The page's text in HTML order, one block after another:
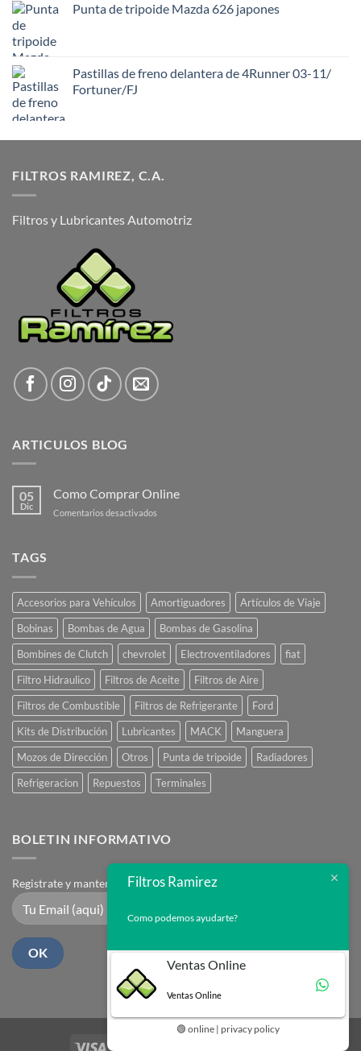
Punta de tripoide Mazda 626 japones
Pastillas de freno delantera de 4Runner 03-11/
Fortuner/FJ
FILTROS RAMIREZ, C.A.
Filtros y Lubricantes Automotriz
ARTICULOS BLOG
05
Dic
Como Comprar Online
Comentarios desactivados
TAGS
Accesorios para Vehículos Amortiguadores
Artículos de Viaje
Bobinas
Bombas de Agua
Bombas de Gasolina
Bombines de Clutch
chevrolet Electroventiladores
fiat
Filtro Hidraulico
Filtros de Aceite
Filtros de Aire
Filtros de Combustible
Filtros de Refrigerante
Ford
Kits de Distribución
Lubricantes MACK
Manguera
Mozos de Dirección
Otros Punta de tripoide
Radiadores
Refrigeracion
Repuestos Terminales
BOLETIN INFORMATIVO
Registrate y mantente en contacto
Visa
Filtros Ramirez
Como podemos ayudarte?
Ventas Online
Ventas Online
🟢 online | privacy policy